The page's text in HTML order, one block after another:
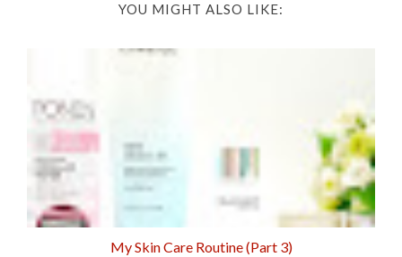
YOU MIGHT ALSO LIKE:
My Skin Care Routine (Part 3)